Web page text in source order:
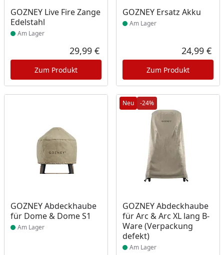
GOZNEY Live Fire Zange
Edelstahl
Produkt am Lager
Am Lager
Aktueller Preis
29,99 €
Zum Produkt
GOZNEY Ersatz Akku
Produkt am Lager
Am Lager
24,99 €
Zum Produkt
GOZNEY Abdeckhaube
für Dome & Dome S1
Produkt am Lager
Am Lager
Neu -24%
GOZNEY Abdeckhaube
für Arc & Arc XL lang B-
Ware (Verpackung
defekt)
Produkt am Lager
Am Lager